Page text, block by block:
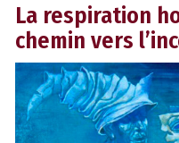
La respiration
chemin vers